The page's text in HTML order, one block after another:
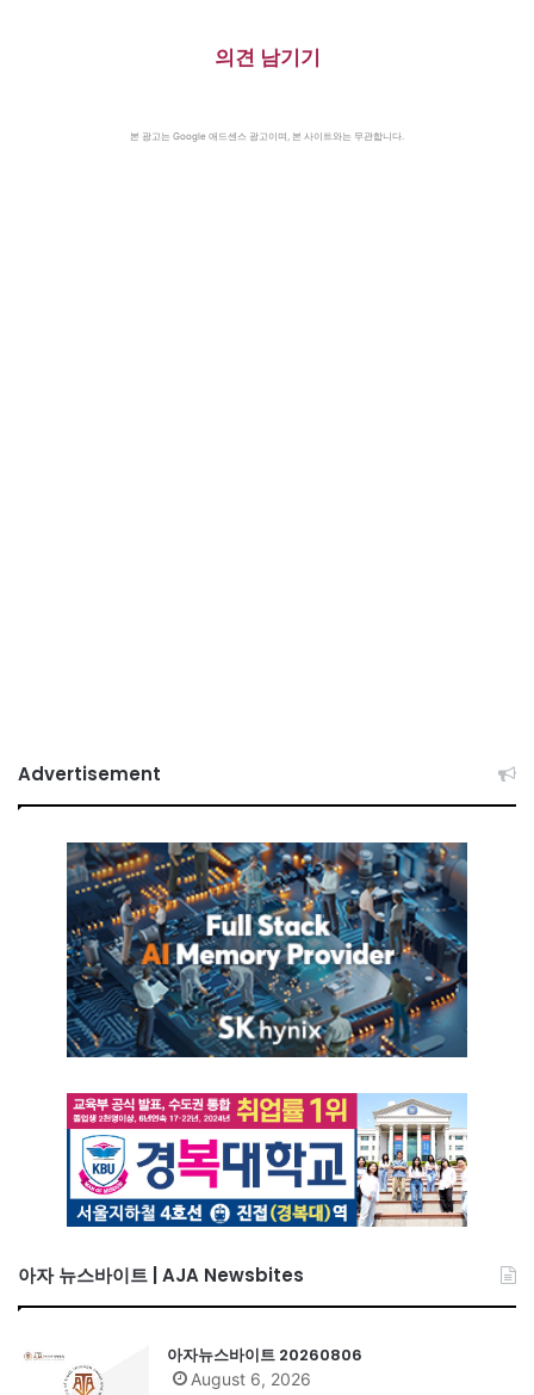
의견 남기기
본 광고는 Google 애드센스 광고이며, 본 사이트와는 무관합니다.
Advertisement
아자 뉴스바이트 | AJA Newsbites
아자뉴스바이트 20260806
August 6, 2026